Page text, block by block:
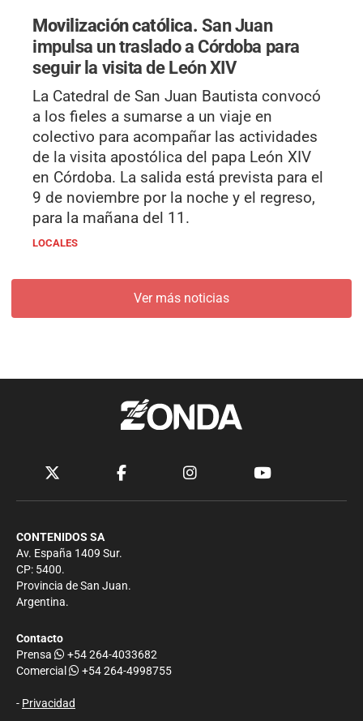
Movilización católica. San Juan
impulsa un traslado a Córdoba para
seguir la visita de León XIV
La Catedral de San Juan Bautista convocó
a los fieles a sumarse a un viaje en
colectivo para acompañar las actividades
de la visita apostólica del papa León XIV
en Córdoba. La salida está prevista para el
9 de noviembre por la noche y el regreso,
para la mañana del 11.
LOCALES
Ver más noticias
CONTENIDOS SA
Av. España 1409 Sur.
CP: 5400.
Provincia de San Juan.
Argentina.
Contacto
Prensa
+54 264-4033682
Comercial
+54 264-4998755
- Privacidad